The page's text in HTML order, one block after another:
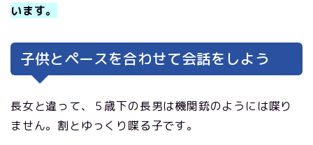
います。
子供とペースを合わせて会話をしよう
長女と違って、５歳下の長男は機関銃のようには喋り
ません。割とゆっくり喋る子です。